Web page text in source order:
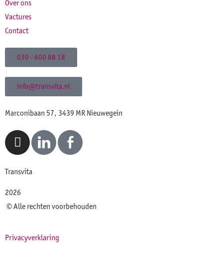
Over ons
Vactures
Contact
030 - 600 88 18
info@transvita.nl
Marconibaan 57, 3439 MR Nieuwegein
Transvita
2026
© Alle rechten voorbehouden
Privacyverklaring